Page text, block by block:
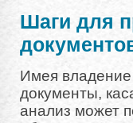
Шаги для
Имея
документы,
анализ может